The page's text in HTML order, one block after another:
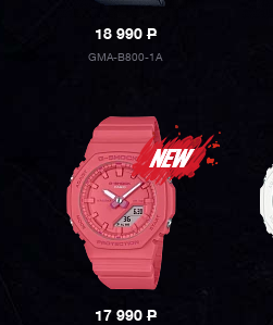
18 990P
GMA-B800-1A
17 990P